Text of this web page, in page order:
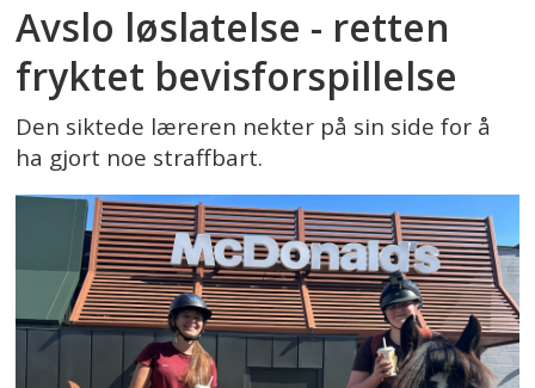
Avslo løslatelse - retten
fryktet bevisforspillelse
Den siktede læreren nekter på sin side for å
ha gjort noe straffbart.